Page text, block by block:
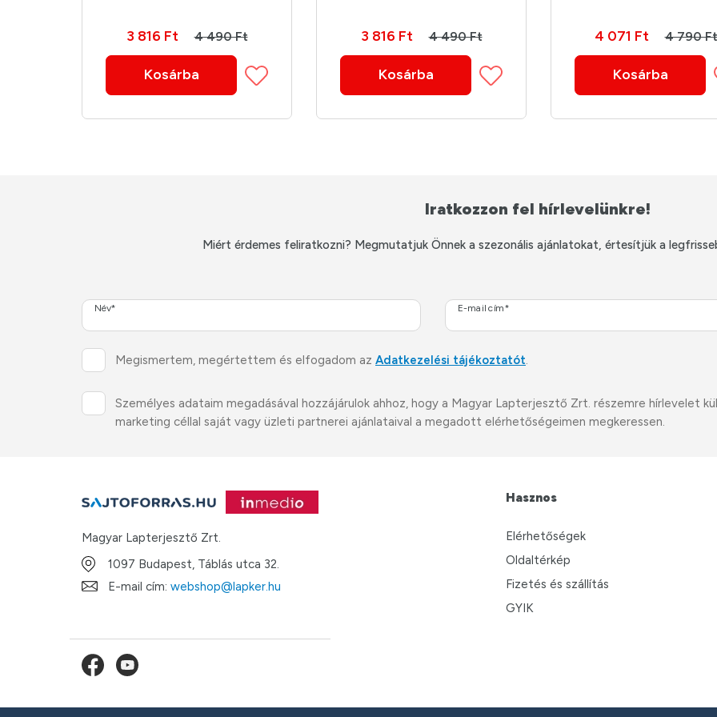
3 816 Ft 4 490 Ft
Kosárba
3 816 Ft 4 490 Ft
Kosárba
4 071 Ft 4 790 Ft
Kosárba
Iratkozzon fel hírlevelünkre!
Miért érdemes feliratkozni? Megmutatjuk Önnek a szezonális ajánlatokat, értesítjük a
Név* E-mail cím*
Megismertem, megértettem és elfogadom az Adatkezelési tájékoztatót.
Személyes adataim megadásával hozzájárulok ahhoz, hogy a Magyar Lapterjesztő Zrt. részemre hírlevelet
marketing céllal saját vagy üzleti partnerei ajánlataival a megadott elérhetőségeimen megkeressen.
Magyar Lapterjesztő Zrt.
1097 Budapest, Táblás utca 32.
E-mail cím: webshop@lapker.hu
Hasznos
Elérhetőségek
Oldaltérkép
Fizetés és szállítás
GYIK